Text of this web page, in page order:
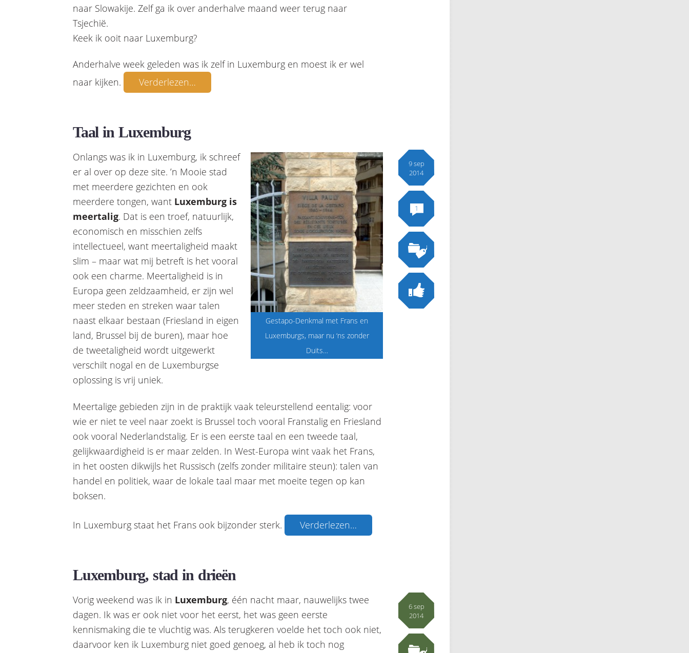
naar Slowakije. Zelf ga ik over anderhalve maand weer terug naar
Tsjechië.
Keek ik ooit naar Luxemburg?
Anderhalve week geleden was ik zelf in Luxemburg en moest ik er wel
naar kijken.
Verderlezen…
Taal in Luxemburg
9 sep
2014
1
Gestapo-Denkmal met Frans en
Luxemburgs, maar nu ‘ns zonder
Duits…
Onlangs was ik in Luxemburg, ik schreef
er al over op deze site. ’n Mooie stad
met meerdere gezichten en ook
meerdere tongen, want Luxemburg is
meertalig. Dat is een troef, natuurlijk,
economisch en misschien zelfs
intellectueel, want meertaligheid maakt
slim – maar wat mij betreft is het vooral
ook een charme. Meertaligheid is in
Europa geen zeldzaamheid, er zijn wel
meer steden en streken waar talen
naast elkaar bestaan (Friesland in eigen
land, Brussel bij de buren), maar hoe
de tweetaligheid wordt uitgewerkt
verschilt nogal en de Luxemburgse
oplossing is vrij uniek.
Meertalige gebieden zijn in de praktijk vaak teleurstellend eentalig: voor
wie er niet te veel naar zoekt is Brussel toch vooral Franstalig en Friesland
ook vooral Nederlandstalig. Er is een eerste taal en een tweede taal,
gelijkwaardigheid is er maar zelden. In West-Europa wint vaak het Frans,
in het oosten dikwijls het Russisch (zelfs zonder militaire steun): talen van
handel en politiek, waar de lokale taal maar met moeite tegen op kan
boksen.
In Luxemburg staat het Frans ook bijzonder sterk. Verderlezen…
Luxemburg, stad in drieën
6 sep
2014
Vorig weekend was ik in Luxemburg, één nacht maar, nauwelijks twee
dagen. Ik was er ook niet voor het eerst, het was geen eerste
kennismaking die te vluchtig was. Als terugkeren voelde het toch ook niet,
daarvoor ken ik Luxemburg niet goed genoeg, al heb ik toch nog